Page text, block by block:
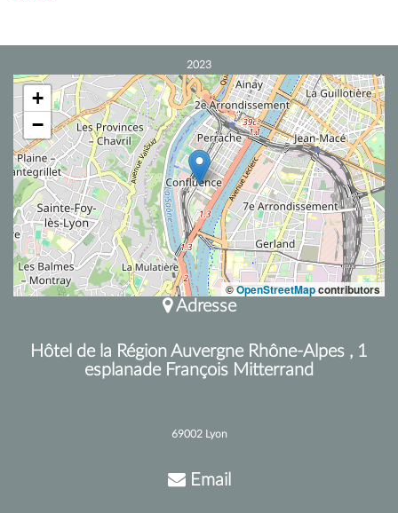
2023
+
−
©OpenStreetMapcontributors
Adresse
Hôtel de la Région Auvergne Rhône-Alpes , 1
esplanade François Mitterrand
69002 Lyon
Email